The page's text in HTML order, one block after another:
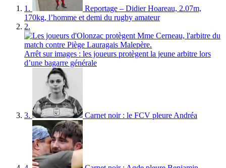
1.
Reportage – Didier Hoareau, 2.07m,
170kg, l’homme et demi du rugby amateur
2.
Arrêt sur images : les joueurs protègent la jeune arbitre lors
d’une bagarre générale
3. Carnet noir : le FCV pleure Andréa